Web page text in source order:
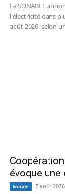
La SONABEL
l'électricité dans
août 2026, selon
évoque une
Monde 7 août 2026